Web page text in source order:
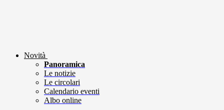
Novità
Panoramica
Le notizie
Le circolari
Calendario eventi
Albo online